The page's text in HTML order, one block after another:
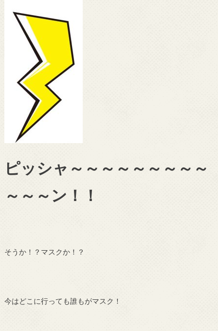
ピッシャ～～～～～～～～～
～～～ン！！
そうか！？マスクか！？
今はどこに行っても誰もがマスク！